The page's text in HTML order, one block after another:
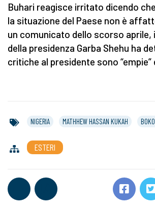
Buhari reagisce irritato dicendo
la situazione del Paese non è
un comunicato dello scorso aprile,
della presidenza Garba Shehu ha
critiche al presidente sono “empie”
NIGERIA MATHHEW HASSAN KUKAH
ESTERI